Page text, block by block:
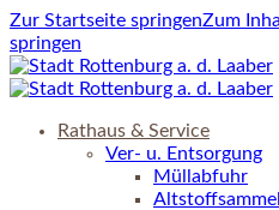
Zur Startseite springenZum
springen
Rathaus & Service
Ver- u. Entsorgung
Müllabfuhr